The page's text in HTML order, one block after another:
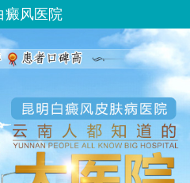
癜风医院